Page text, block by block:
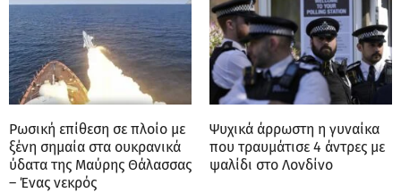
Ρωσική επίθεση σε πλοίο με
ξένη σημαία στα ουκρανικά
ύδατα της Μαύρης Θάλασσας
– Ένας νεκρός
Ψυχικά άρρωστη η γυναίκα
που τραυμάτισε 4 άντρες με
ψαλίδι στο Λονδίνο